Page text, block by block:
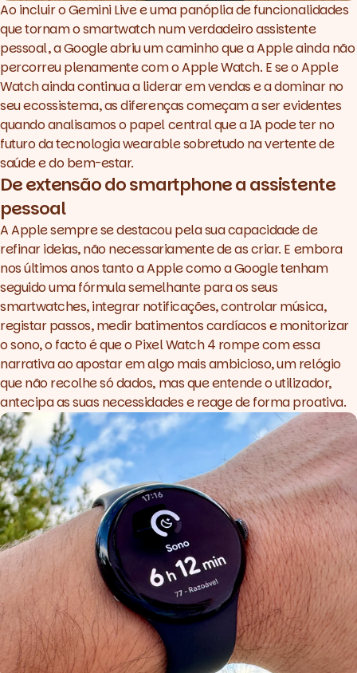
Ao incluir o Gemini Live e uma panóplia de funcionalidades
que tornam o smartwatch num verdadeiro assistente
pessoal, a Google abriu um caminho que a Apple ainda não
percorreu plenamente com o Apple Watch. E se o Apple
Watch ainda continua a liderar em vendas e a dominar no
seu ecossistema, as diferenças começam a ser evidentes
quando analisamos o papel central que a IA pode ter no
futuro da tecnologia wearable sobretudo na vertente de
saúde e do bem-estar.
De extensão do smartphone a assistente
pessoal
A Apple sempre se destacou pela sua capacidade de
refinar ideias, não necessariamente de as criar. E embora
nos últimos anos tanto a Apple como a Google tenham
seguido uma fórmula semelhante para os seus
smartwatches, integrar notificações, controlar música,
registar passos, medir batimentos cardíacos e monitorizar
o sono, o facto é que o Pixel Watch 4 rompe com essa
narrativa ao apostar em algo mais ambicioso, um relógio
que não recolhe só dados, mas que entende o utilizador,
antecipa as suas necessidades e reage de forma proativa.